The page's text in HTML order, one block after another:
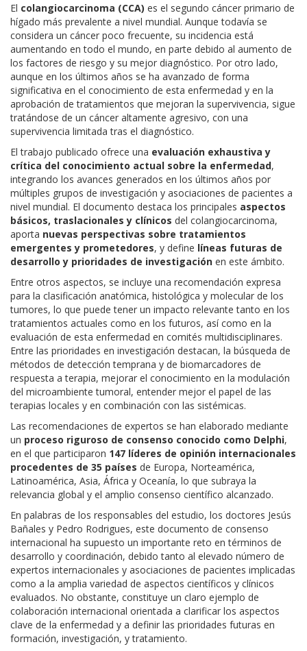
El colangiocarcinoma (CCA) es el segundo cáncer primario de
hígado más prevalente a nivel mundial. Aunque todavía se
considera un cáncer poco frecuente, su incidencia está
aumentando en todo el mundo, en parte debido al aumento de
los factores de riesgo y su mejor diagnóstico. Por otro lado,
aunque en los últimos años se ha avanzado de forma
significativa en el conocimiento de esta enfermedad y en la
aprobación de tratamientos que mejoran la supervivencia, sigue
tratándose de un cáncer altamente agresivo, con una
supervivencia limitada tras el diagnóstico.
El trabajo publicado ofrece una evaluación exhaustiva y
crítica del conocimiento actual sobre la enfermedad,
integrando los avances generados en los últimos años por
múltiples grupos de investigación y asociaciones de pacientes a
nivel mundial. El documento destaca los principales aspectos
básicos, traslacionales y clínicos del colangiocarcinoma,
aporta nuevas perspectivas sobre tratamientos
emergentes y prometedores, y define líneas futuras de
desarrollo y prioridades de investigación en este ámbito.
Entre otros aspectos, se incluye una recomendación expresa
para la clasificación anatómica, histológica y molecular de los
tumores, lo que puede tener un impacto relevante tanto en los
tratamientos actuales como en los futuros, así como en la
evaluación de esta enfermedad en comités multidisciplinares.
Entre las prioridades en investigación destacan, la búsqueda de
métodos de detección temprana y de biomarcadores de
respuesta a terapia, mejorar el conocimiento en la modulación
del microambiente tumoral, entender mejor el papel de las
terapias locales y en combinación con las sistémicas.
Las recomendaciones de expertos se han elaborado mediante
un proceso riguroso de consenso conocido como Delphi,
en el que participaron 147 líderes de opinión internacionales
procedentes de 35 países de Europa, Norteamérica,
Latinoamérica, Asia, África y Oceanía, lo que subraya la
relevancia global y el amplio consenso científico alcanzado.
En palabras de los responsables del estudio, los doctores Jesús
Bañales y Pedro Rodrigues, este documento de consenso
internacional ha supuesto un importante reto en términos de
desarrollo y coordinación, debido tanto al elevado número de
expertos internacionales y asociaciones de pacientes implicadas
como a la amplia variedad de aspectos científicos y clínicos
evaluados. No obstante, constituye un claro ejemplo de
colaboración internacional orientada a clarificar los aspectos
clave de la enfermedad y a definir las prioridades futuras en
formación, investigación, y tratamiento.